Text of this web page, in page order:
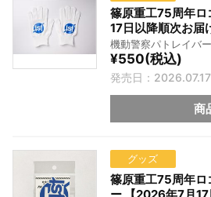
篠原重工75周年
17日以降順次お届
機動警察パトレイバー
¥550(税込)
発売日：2026.07.17
商
グッズ
篠原重工75周年